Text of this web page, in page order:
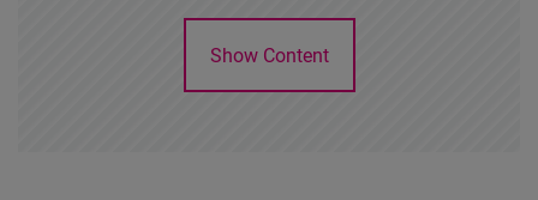
Show Content